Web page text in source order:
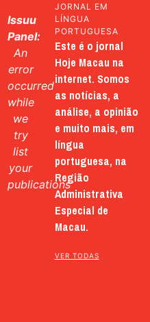
Issuu
Panel:
An
error
occurred
while
we
try
list
your
publications
JORNAL EM
LÍNGUA
PORTUGUESA
Este é o jornal
Hoje Macau na
internet. Somos
as notícias, a
análise, a opinião
e muito mais, em
língua
portuguesa, na
Região
Administrativa
Especial de
Macau.
VER TODAS